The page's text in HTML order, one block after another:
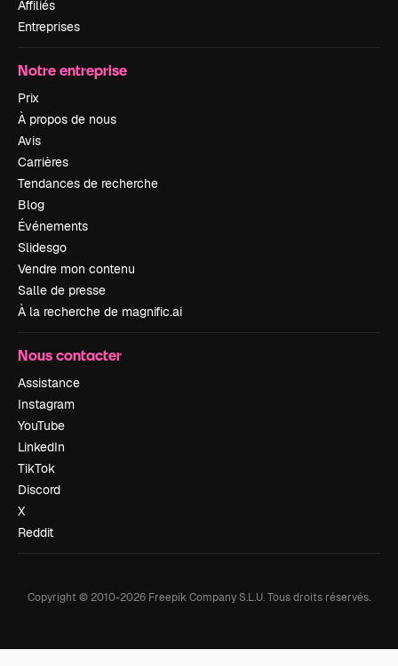
Affiliés
Entreprises
Notre entreprise
Prix
À propos de nous
Avis
Carrières
Tendances de recherche
Blog
Événements
Slidesgo
Vendre mon contenu
Salle de presse
À la recherche de magnific.ai
Nous contacter
Assistance
Instagram
YouTube
LinkedIn
TikTok
Discord
X
Reddit
Copyright © 2010-2026 Freepik Company S.L.U.Tous droits réservés.